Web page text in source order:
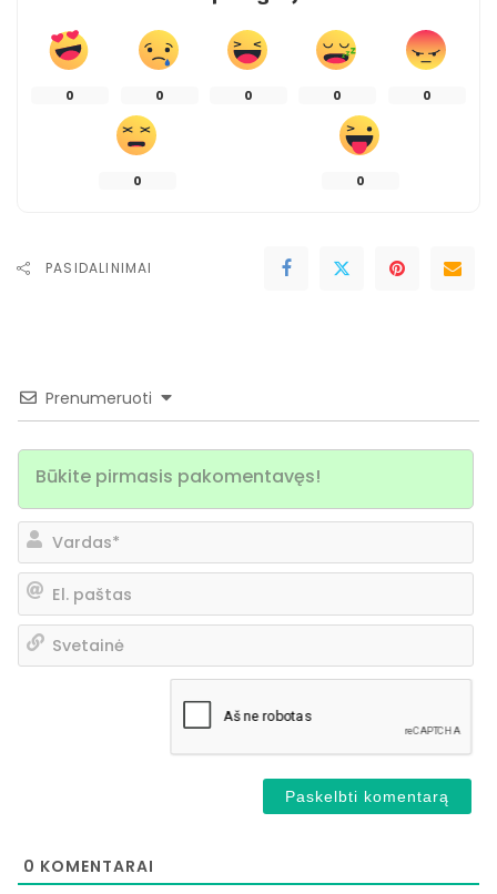
0 0 0 0 0
0 0
PASIDALINIMAI
Prenumeruoti
0 KOMENTARAI